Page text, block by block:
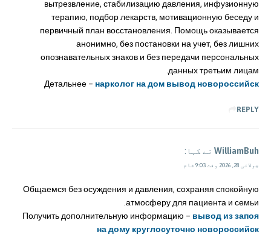
вытрезвление, стабилизацию давления, инфузионную
терапию, подбор лекарств, мотивационную беседу и
первичный план восстановления. Помощь оказывается
анонимно, без постановки на учет, без лишних
опознавательных знаков и без передачи персональных
данных третьим лицам.
Детальнее – нарколог на дом вывод новороссийск
REPLY
WilliamBuh نے کہا:
جولائی 28, 2026 وقت 9:03 شام
Общаемся без осуждения и давления, сохраняя спокойную
атмосферу для пациента и семьи.
Получить дополнительную информацию – вывод из запоя
на дому круглосуточно новороссийск